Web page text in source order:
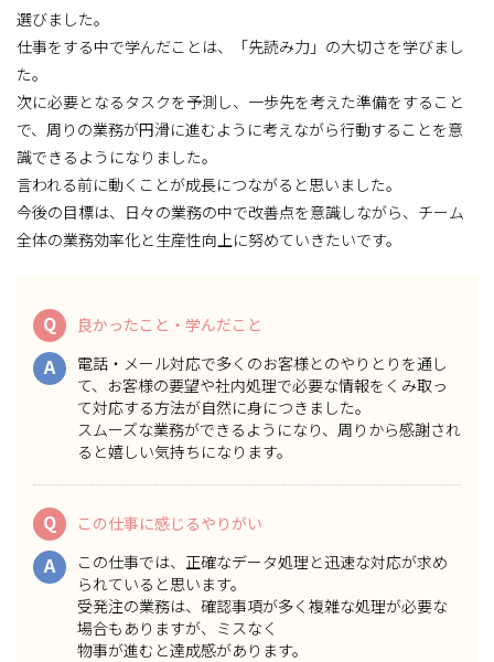
選びました。
仕事をする中で学んだことは、「先読み力」の大切さを学びまし
た。
次に必要となるタスクを予測し、一歩先を考えた準備をすること
で、周りの業務が円滑に進むように考えながら行動することを意
識できるようになりました。
言われる前に動くことが成長につながると思いました。
今後の目標は、日々の業務の中で改善点を意識しながら、チーム
全体の業務効率化と生産性向上に努めていきたいです。
Q 良かったこと・学んだこと
A
電話・メール対応で多くのお客様とのやりとりを通し
て、お客様の要望や社内処理で必要な情報をくみ取っ
て対応する方法が自然に身につきました。
スムーズな業務ができるようになり、周りから感謝され
ると嬉しい気持ちになります。
Q この仕事に感じるやりがい
A
この仕事では、正確なデータ処理と迅速な対応が求め
られていると思います。
受発注の業務は、確認事項が多く複雑な処理が必要な
場合もありますが、ミスなく
物事が進むと達成感があります。